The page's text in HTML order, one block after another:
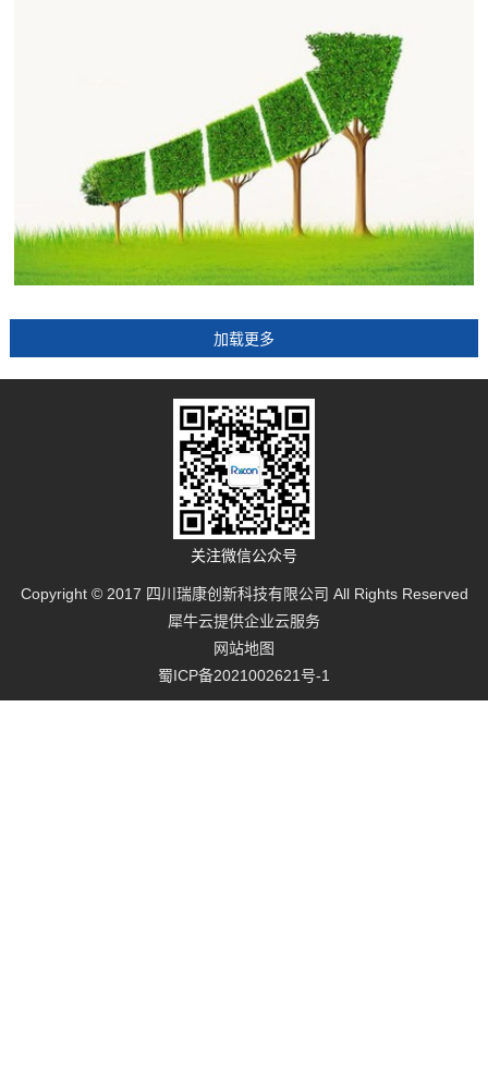
关注微信公众号
Copyright © 2017 四川瑞康创新科技有限公司 All Rights Reserved
犀牛云提供企业云服务
网站地图
蜀ICP备2021002621号-1